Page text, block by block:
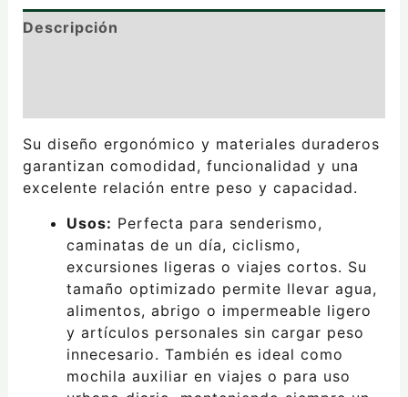
Descripción
Su diseño ergonómico y materiales duraderos
garantizan comodidad, funcionalidad y una
excelente relación entre peso y capacidad.
Usos: Perfecta para senderismo,
caminatas de un día, ciclismo,
excursiones ligeras o viajes cortos. Su
tamaño optimizado permite llevar agua,
alimentos, abrigo o impermeable ligero
y artículos personales sin cargar peso
innecesario. También es ideal como
mochila auxiliar en viajes o para uso